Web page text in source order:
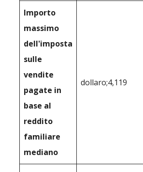
Importo
massimo
dell'imposta
sulle
vendite
pagate in
base al
reddito
familiare
mediano
dollaro;4,119